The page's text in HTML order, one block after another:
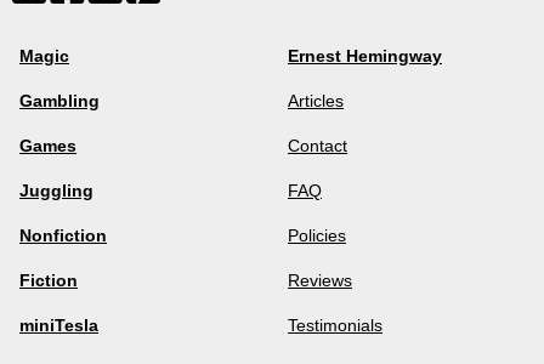
Magic
Gambling
Games
Juggling
Nonfiction
Fiction
miniTesla
Ernest Hemingway
Articles
Contact
FAQ
Policies
Reviews
Testimonials